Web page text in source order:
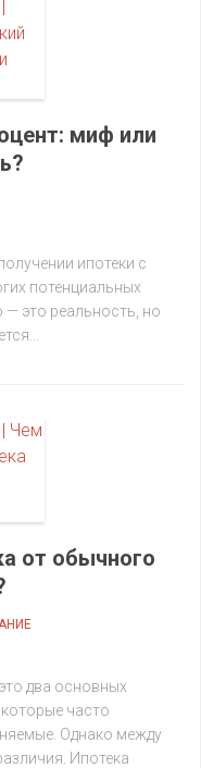
миф или
ипотеки с
потенциальных
— это реальность, но
от обычного
два основных
часто
Однако между
Ипотека